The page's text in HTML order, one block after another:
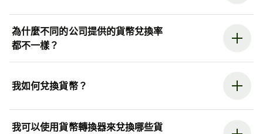
為什麼不同的公司提供的貨幣兌換率
都不一樣？
我如何兌換貨幣？
我可以使用貨幣轉換器來兌換哪些貨